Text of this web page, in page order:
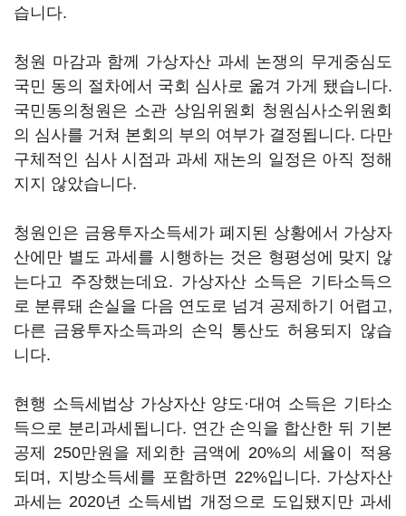
습니다.
청원 마감과 함께 가상자산 과세 논쟁의 무게중심도
국민 동의 절차에서 국회 심사로 옮겨 가게 됐습니다.
국민동의청원은 소관 상임위원회 청원심사소위원회
의 심사를 거쳐 본회의 부의 여부가 결정됩니다. 다만
구체적인 심사 시점과 과세 재논의 일정은 아직 정해
지지 않았습니다.
청원인은 금융투자소득세가 폐지된 상황에서 가상자
산에만 별도 과세를 시행하는 것은 형평성에 맞지 않
는다고 주장했는데요. 가상자산 소득은 기타소득으
로 분류돼 손실을 다음 연도로 넘겨 공제하기 어렵고,
다른 금융투자소득과의 손익 통산도 허용되지 않습
니다.
현행 소득세법상 가상자산 양도·대여 소득은 기타소
득으로 분리과세됩니다. 연간 손익을 합산한 뒤 기본
공제 250만원을 제외한 금액에 20%의 세율이 적용
되며, 지방소득세를 포함하면 22%입니다. 가상자산
과세는 2020년 소득세법 개정으로 도입됐지만 과세